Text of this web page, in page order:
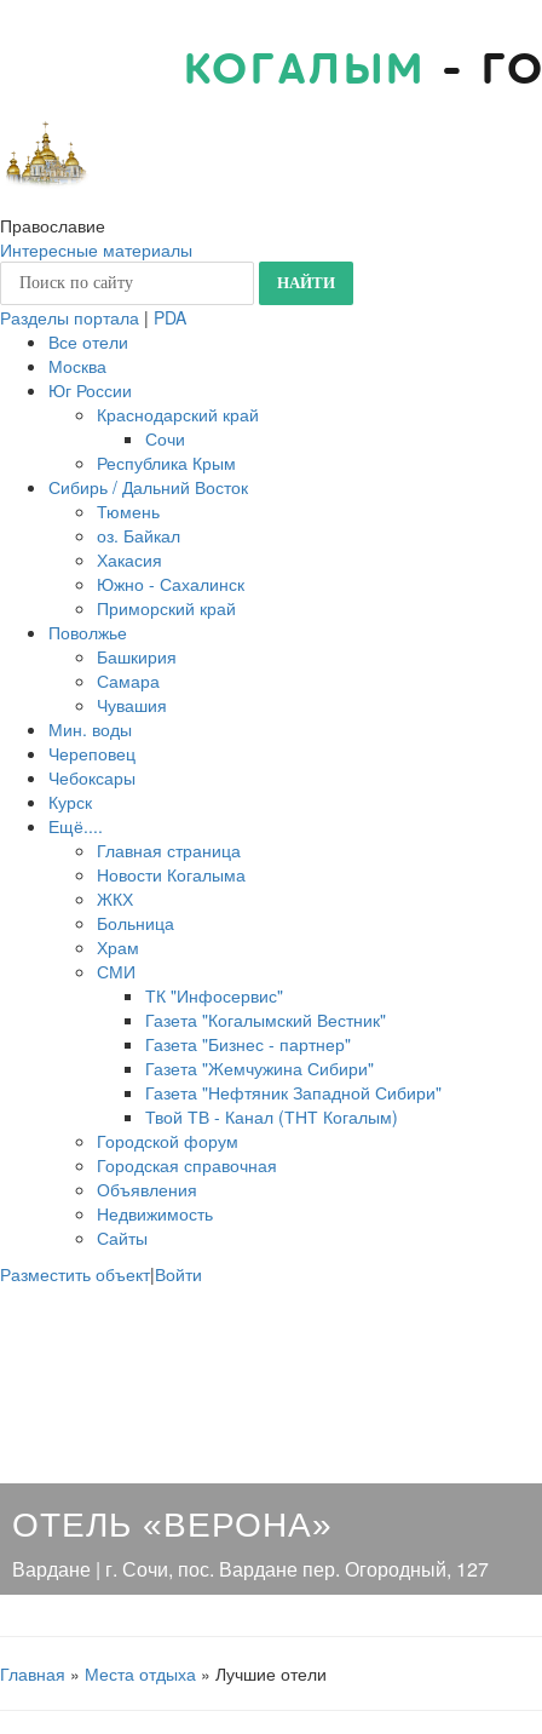
КОГАЛЫМ -
Православие
Интересные материалы
Разделы портала | PDA
Все отели
Москва
Юг России
Краснодарский край
Сочи
Республика Крым
Сибирь / Дальний Восток
Тюмень
оз. Байкал
Хакасия
Южно - Сахалинск
Приморский край
Поволжье
Башкирия
Самара
Чувашия
Мин. воды
Череповец
Чебоксары
Курск
Ещё....
Главная страница
Новости Когалыма
ЖКХ
Больница
Храм
СМИ
ТК "Инфосервис"
Газета "Когалымский Вестник"
Газета "Бизнес - партнер"
Газета "Жемчужина Сибири"
Газета "Нефтяник Западной Сибири"
Твой ТВ - Канал (ТНТ Когалым)
Городской форум
Городская справочная
Объявления
Недвижимость
Сайты
Разместить объект|Войти
ОТЕЛЬ «ВЕРОНА»
Вардане | г. Сочи, пос. Вардане пер. Огородный, 127
Главная » Места отдыха » Лучшие отели